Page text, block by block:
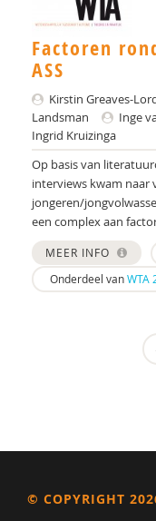
Els Blijd-
S.M. Bögels
Rianne Bosch
Yvonne Bouman
Drs. C.E.M.
Drs. Caroline
dr. Catharina
Dr. Cathelijne
Silvie D. M.
Factoren
ASS
Kirstin Greaves-
Landsman
Inge
Ingrid Kruizinga
Op basis van
interviews kwam naar
jongeren/
een complex aan
MEER INFO
Onderdeel vanWTA
© COPYRIGHT